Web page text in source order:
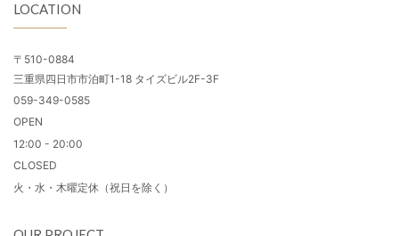
LOCATION
〒510-0884
三重県四日市市泊町1-18 タイズビル2F-3F
059-349-0585
OPEN
12:00 - 20:00
CLOSED
火・水・木曜定休（祝日を除く）